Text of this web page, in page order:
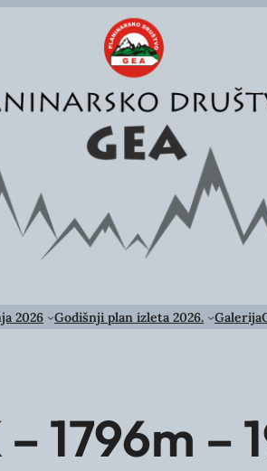
2026 Godišnji plan izleta 2026. Galerija
1796m –